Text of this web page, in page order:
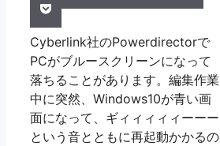
on
(Twitter)
on
on
on
on
Share
on
Pocket
Cyberlink社のPowerdirectorで
PCがブルースクリーンになって
落ちることがあります。編集作業
中に突然、Windows10が青い画
面になって、ギィィィィィーーー
という音とともに再起動かかるの